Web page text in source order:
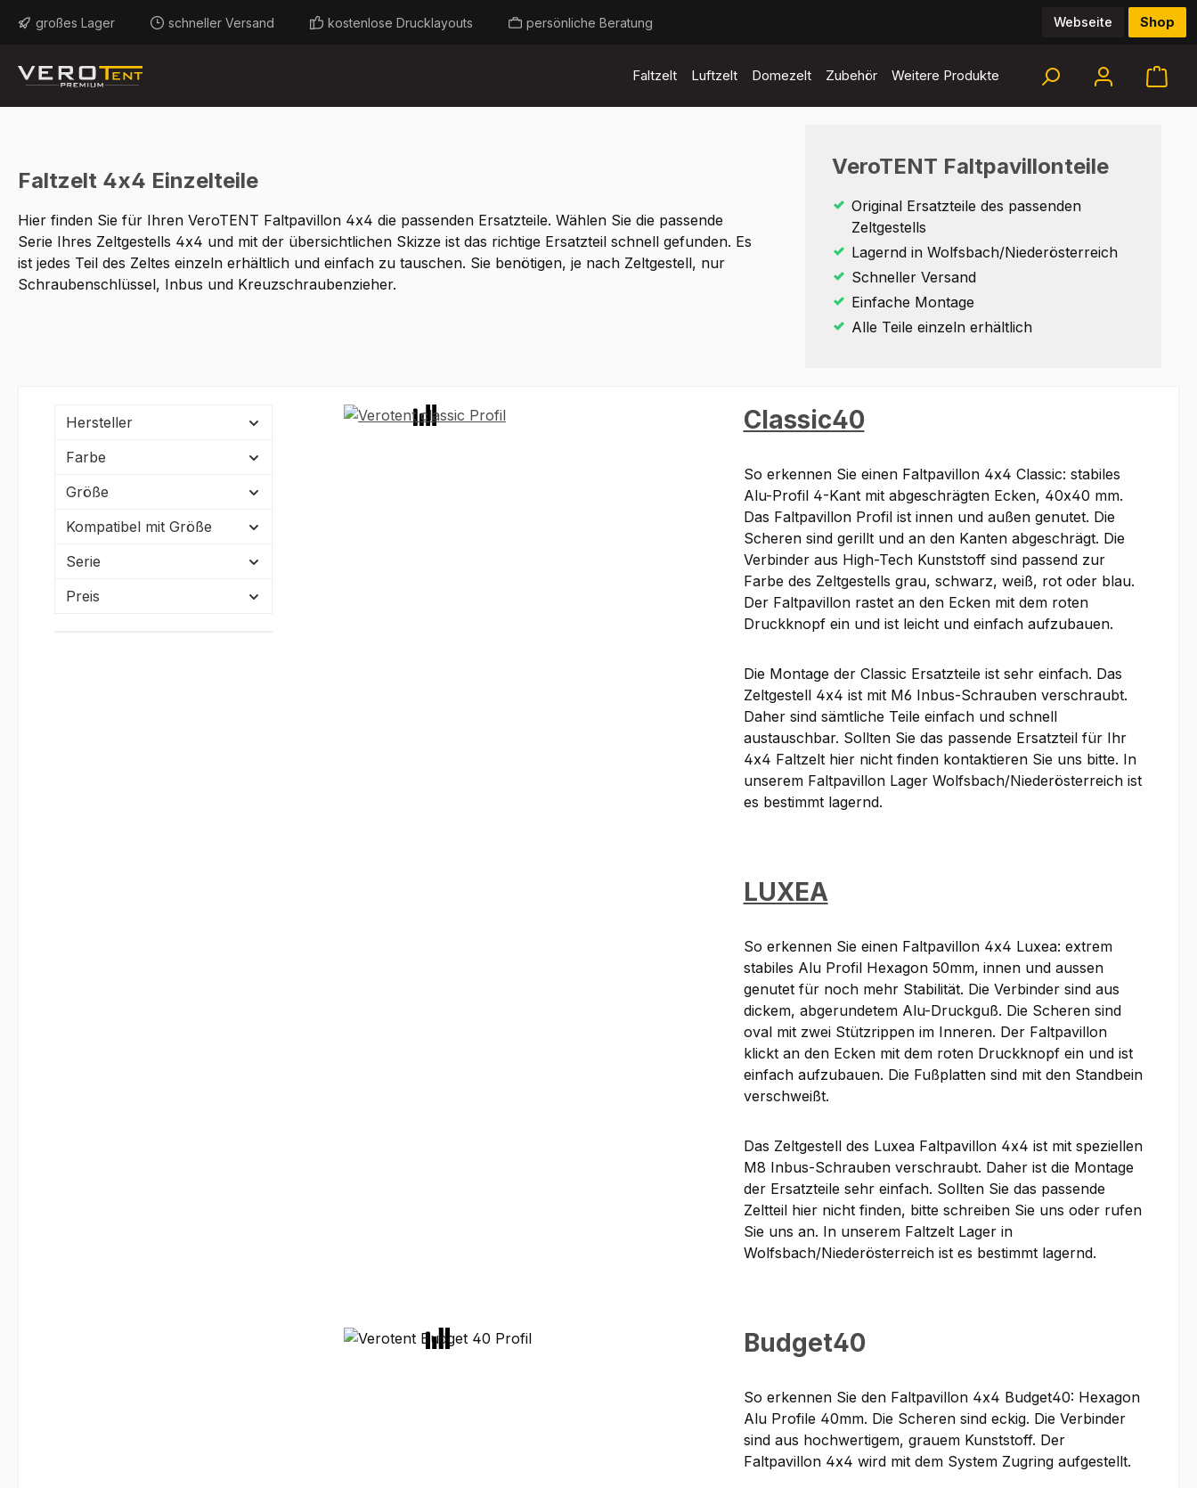
Hauptinhalt springen
Zur Suche springen
Zur Hauptnavigation springen
großes Lager schneller Versand kostenlose Drucklayouts persönliche Beratung Webseite Shop
Faltzelt Luftzelt Domezelt Zubehör Weitere Produkte
Faltzelt 4x4 Einzelteile
Hier finden Sie für Ihren VeroTENT Faltpavillon 4x4 die passenden Ersatzteile. Wählen Sie die passende
Serie Ihres Zeltgestells 4x4 und mit der übersichtlichen Skizze ist das richtige Ersatzteil schnell gefunden. Es
ist jedes Teil des Zeltes einzeln erhältlich und einfach zu tauschen. Sie benötigen, je nach Zeltgestell, nur
Schraubenschlüssel, Inbus und Kreuzschraubenzieher.
VeroTENT Faltpavillonteile
Original Ersatzteile des passenden
Zeltgestells
Lagernd in Wolfsbach/Niederösterreich
Schneller Versand
Einfache Montage
Alle Teile einzeln erhältlich
Hersteller
Farbe
Größe
Kompatibel mit Größe
Serie
Preis
Classic40
So erkennen Sie einen Faltpavillon 4x4 Classic: stabiles
Alu-Profil 4-Kant mit abgeschrägten Ecken, 40x40 mm.
Das Faltpavillon Profil ist innen und außen genutet. Die
Scheren sind gerillt und an den Kanten abgeschrägt. Die
Verbinder aus High-Tech Kunststoff sind passend zur
Farbe des Zeltgestells grau, schwarz, weiß, rot oder blau.
Der Faltpavillon rastet an den Ecken mit dem roten
Druckknopf ein und ist leicht und einfach aufzubauen.
Die Montage der Classic Ersatzteile ist sehr einfach. Das
Zeltgestell 4x4 ist mit M6 Inbus-Schrauben verschraubt.
Daher sind sämtliche Teile einfach und schnell
austauschbar. Sollten Sie das passende Ersatzteil für Ihr
4x4 Faltzelt hier nicht finden kontaktieren Sie uns bitte. In
unserem Faltpavillon Lager Wolfsbach/Niederösterreich ist
es bestimmt lagernd.
LUXEA
So erkennen Sie einen Faltpavillon 4x4 Luxea: extrem
stabiles Alu Profil Hexagon 50mm, innen und aussen
genutet für noch mehr Stabilität. Die Verbinder sind aus
dickem, abgerundetem Alu-Druckguß. Die Scheren sind
oval mit zwei Stützrippen im Inneren. Der Faltpavillon
klickt an den Ecken mit dem roten Druckknopf ein und ist
einfach aufzubauen. Die Fußplatten sind mit den Standbein
verschweißt.
Das Zeltgestell des Luxea Faltpavillon 4x4 ist mit speziellen
M8 Inbus-Schrauben verschraubt. Daher ist die Montage
der Ersatzteile sehr einfach. Sollten Sie das passende
Zeltteil hier nicht finden, bitte schreiben Sie uns oder rufen
Sie uns an. In unserem Faltzelt Lager in
Wolfsbach/Niederösterreich ist es bestimmt lagernd.
Budget40
So erkennen Sie den Faltpavillon 4x4 Budget40: Hexagon
Alu Profile 40mm. Die Scheren sind eckig. Die Verbinder
sind aus hochwertigem, grauem Kunststoff. Der
Faltpavillon 4x4 wird mit dem System Zugring aufgestellt.